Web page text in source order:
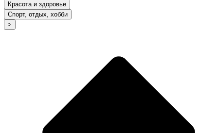
Красота и здоровье
Спорт, отдых, хобби
>